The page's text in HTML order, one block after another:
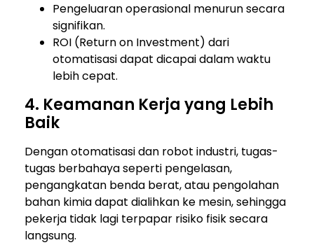
Pengeluaran operasional menurun secara
signifikan.
ROI (Return on Investment) dari
otomatisasi dapat dicapai dalam waktu
lebih cepat.
4. Keamanan Kerja yang Lebih
Baik
Dengan otomatisasi dan robot industri, tugas-
tugas berbahaya seperti pengelasan,
pengangkatan benda berat, atau pengolahan
bahan kimia dapat dialihkan ke mesin, sehingga
pekerja tidak lagi terpapar risiko fisik secara
langsung.